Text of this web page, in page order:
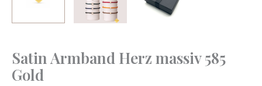
Satin Armband Herz massiv 585
Gold
Satin
Armband